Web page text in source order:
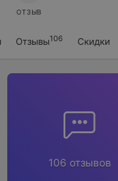
Отзывы106 Скидки
ОТЗЫВ
106 отзывов